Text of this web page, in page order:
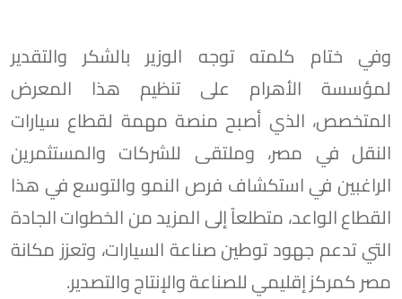
وفي ختام كلمته توجه الوزير بالشكر والتقدير
لمؤسسة الأهرام على تنظيم هذا المعرض
المتخصص، الذي أصبح منصة مهمة لقطاع سيارات
النقل في مصر، وملتقى للشركات والمستثمرين
الراغبين في استكشاف فرص النمو والتوسع في هذا
القطاع الواعد، متطلعاً إلى المزيد من الخطوات الجادة
التي تدعم جهود توطين صناعة السيارات، وتعزز مكانة
مصر كمركز إقليمي للصناعة والإنتاج والتصدير.